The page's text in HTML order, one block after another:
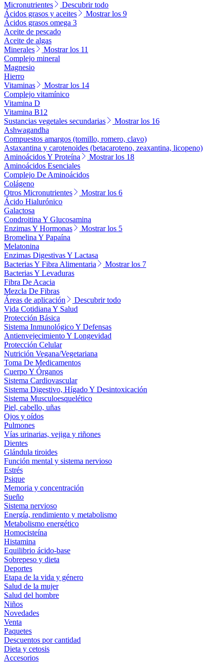
Micronutrientes
Descubrir todo
Ácidos grasos y aceites
Mostrar los 9
Ácidos grasos omega 3
Aceite de pescado
Aceite de algas
Minerales
Mostrar los 11
Complejo mineral
Magnesio
Hierro
Vitaminas
Mostrar los 14
Complejo vitamínico
Vitamina D
Vitamina B12
Sustancias vegetales secundarias
Mostrar los 16
Ashwagandha
Compuestos amargos (tomillo, romero, clavo)
Astaxantina y carotenoides (betacaroteno, zeaxantina, licopeno)
Aminoácidos Y Proteína
Mostrar los 18
Aminoácidos Esenciales
Complejo De Aminoácidos
Colágeno
Otros Micronutrientes
Mostrar los 6
Ácido Hialurónico
Galactosa
Condroitina Y Glucosamina
Enzimas Y Hormonas
Mostrar los 5
Bromelina Y Papaína
Melatonina
Enzimas Digestivas Y Lactasa
Bacterias Y Fibra Alimentaria
Mostrar los 7
Bacterias Y Levaduras
Fibra De Acacia
Mezcla De Fibras
Áreas de aplicación
Descubrir todo
Vida Cotidiana Y Salud
Protección Básica
Sistema Inmunológico Y Defensas
Antienvejecimiento Y Longevidad
Protección Celular
Nutrición Vegana/Vegetariana
Toma De Medicamentos
Cuerpo Y Órganos
Sistema Cardiovascular
Sistema Digestivo, Hígado Y Desintoxicación
Sistema Musculoesquelético
Piel, cabello, uñas
Ojos y oídos
Pulmones
Vías urinarias, vejiga y riñones
Dientes
Glándula tiroides
Función mental y sistema nervioso
Estrés
Psique
Memoria y concentración
Sueño
Sistema nervioso
Energía, rendimiento y metabolismo
Metabolismo energético
Homocisteína
Histamina
Equilibrio ácido-base
Sobrepeso y dieta
Deportes
Etapa de la vida y género
Salud de la mujer
Salud del hombre
Niños
Novedades
Venta
Paquetes
Descuentos por cantidad
Dieta y cetosis
Accesorios